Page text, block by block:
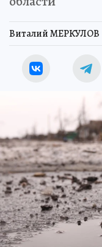
Виталий МЕРКУЛОВ